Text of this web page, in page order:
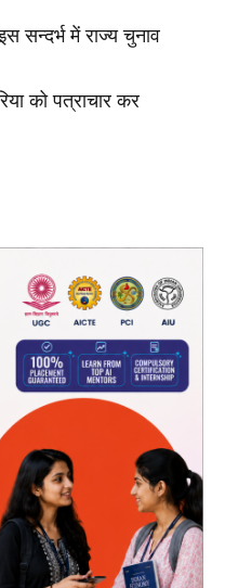
सन्दर्भ में राज्य चुनाव
को पत्राचार कर